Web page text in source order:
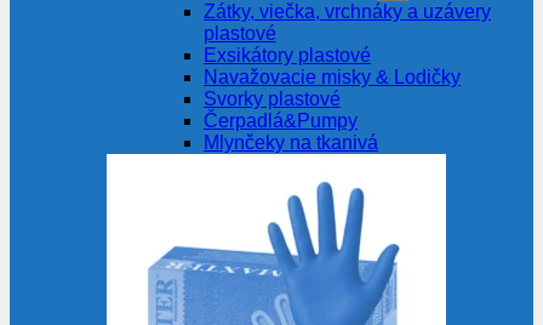
Zátky, viečka, vrchnáky a uzávery
plastové
Exsikátory plastové
Navažovacie misky & Lodičky
Svorky plastové
Čerpadlá&Pumpy
Mlynčeky na tkanivá